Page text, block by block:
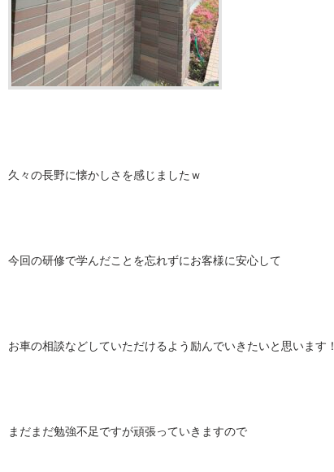
久々の長野に懐かしさを感じましたｗ
今回の研修で学んだことを忘れずにお客様に安心して
お車の相談などしていただけるよう励んでいきたいと思います！
まだまだ勉強不足ですが頑張っていきますので